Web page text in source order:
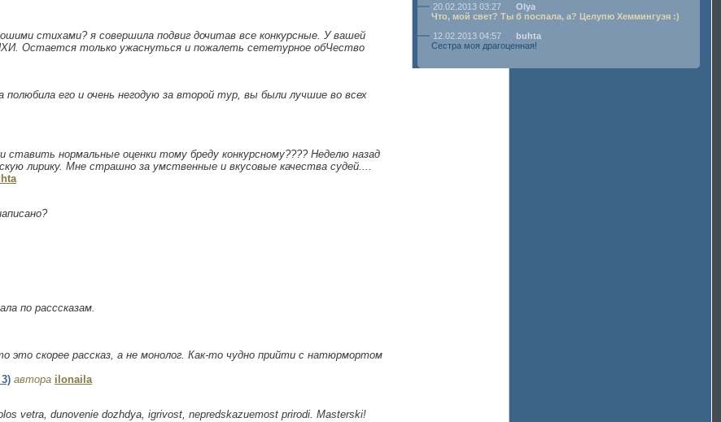
стихами? я совершила подвиг дочитав все конкурсные. У вашей
Остается только ужаснуться и пожалеть сететурное обЧество
полюбила его и очень негодую за второй тур, вы были лучшие во всех
ставить нормальные оценки тому бреду конкурсному???? Неделю назад
лирику. Мне страшно за умственные и вкусовые качества судей....
по расссказам.
это скорее рассказ, а не монолог. Как-то чудно прийти с натюрмортом
автора ilonaila
vetra, dunovenie dozhdya, igrivost, nepredskazuemost prirodi. Masterski!
20.02.2013 03:27
Olya
Что, мой свет? Ты б поспала, а? Целупю Хеммингуэя :)
12.02.2013 04:57
buhta
Сестра моя драгоценная!